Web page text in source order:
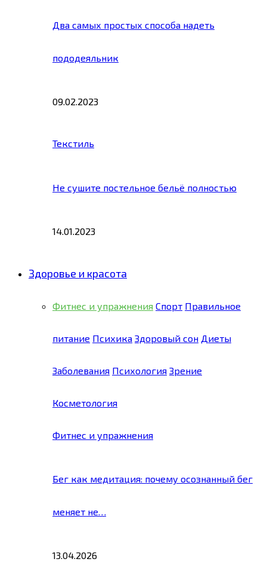
Два самых простых способа надеть
пододеяльник
09.02.2023
Текстиль
Не сушите постельное бельё полностью
14.01.2023
Здоровье и красота
Фитнес и упражнения Спорт Правильное
питание Психика Здоровый сон Диеты
Заболевания Психология Зрение
Косметология
Фитнес и упражнения
Бег как медитация: почему осознанный бег
меняет не…
13.04.2026